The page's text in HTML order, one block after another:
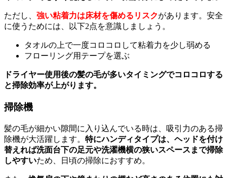
ただし、 強い粘着力は床材を傷めるリスクがあります。安全
に使うためには、以下2点を意識しましょう。
タオルの上で一度コロコロして粘着力を少し弱める
フローリング用テープを選ぶ
ドライヤー使用後の髪の毛が多いタイミングでコロコロする
と掃除効率が上がります。
掃除機
髪の毛が細かい隙間に入り込んでいる時は、吸引力のある掃
除機が大活躍します。 特にハンディタイプは、ヘッドを付け
替えれば洗面台下の足元や洗濯機横の狭いスペースまで掃除
しやすいため、日頃の掃除におすすめ。